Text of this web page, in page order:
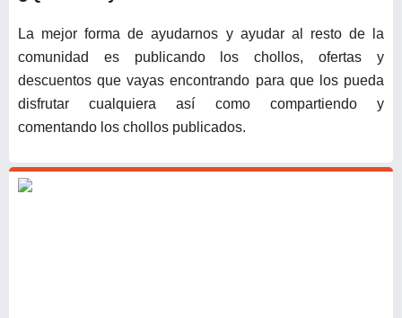
La mejor forma de ayudarnos y ayudar al resto de la
comunidad es publicando los chollos, ofertas y
descuentos que vayas encontrando para que los pueda
disfrutar cualquiera así como compartiendo y
comentando los chollos publicados.